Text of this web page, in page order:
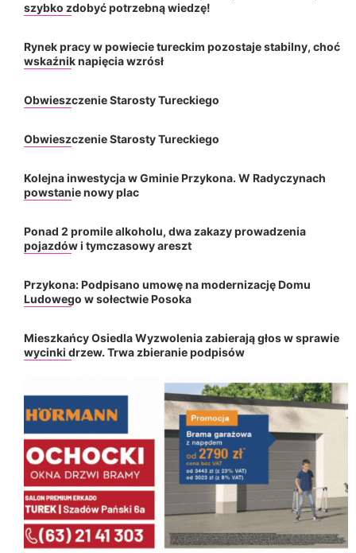
szybko zdobyć potrzebną wiedzę!
Rynek pracy w powiecie tureckim pozostaje stabilny, choć
wskaźnik napięcia wzrósł
Obwieszczenie Starosty Tureckiego
Obwieszczenie Starosty Tureckiego
Kolejna inwestycja w Gminie Przykona. W Radyczynach
powstanie nowy plac
Ponad 2 promile alkoholu, dwa zakazy prowadzenia
pojazdów i tymczasowy areszt
Przykona: Podpisano umowę na modernizację Domu
Ludowego w sołectwie Posoka
Mieszkańcy Osiedla Wyzwolenia zabierają głos w sprawie
wycinki drzew. Trwa zbieranie podpisów